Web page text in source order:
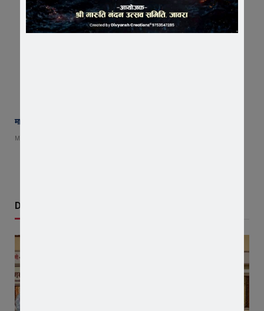
मानव सेवा ही सच्ची ईश्वर आराधना : जेएसजी जावरा मैत्री का सराहनीय प्रयास
MAY 21, 2026
Don't Miss